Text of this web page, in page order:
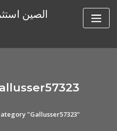
الصين
"Gallusser57323"